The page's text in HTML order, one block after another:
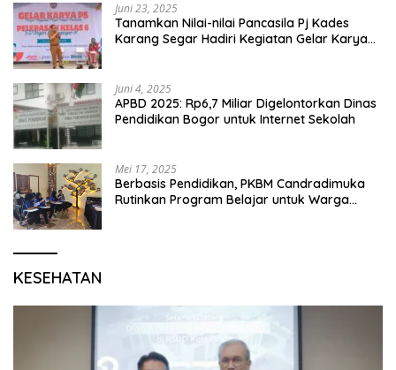
Juni 23, 2025
Tanamkan Nilai-nilai Pancasila Pj Kades
Karang Segar Hadiri Kegiatan Gelar Karya
Juni 4, 2025
APBD 2025: Rp6,7 Miliar Digelontorkan Dinas
Pendidikan Bogor untuk Internet Sekolah
Mei 17, 2025
Berbasis Pendidikan, PKBM Candradimuka
Rutinkan Program Belajar untuk Warga
KESEHATAN